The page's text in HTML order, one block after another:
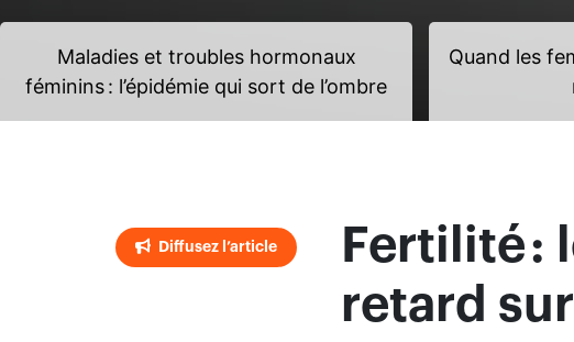
Maladies et troubles hormonaux
féminins : l’épidémie qui sort de l’ombre
Quand les
Diffusez l’article
Fertilité :
retard